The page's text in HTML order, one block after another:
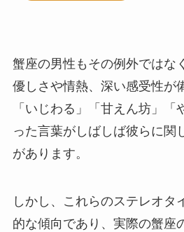
蟹座の男性もその例外ではな
優しさや情熱、深い感受性が
「いじわる」「甘えん坊」「
った言葉がしばしば彼らに関
があります。
しかし、これらのステレオタ
的な傾向であり、実際の蟹座